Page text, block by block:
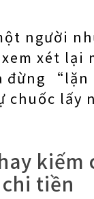
người
xét lại
đừng “lặn
chuốc lấy
kiếm
tiền